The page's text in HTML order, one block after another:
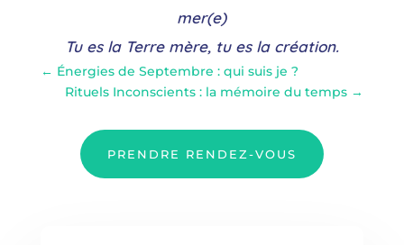
mer(e)
Tu es la Terre mère, tu es la création.
← Énergies de Septembre : qui suis je ?
Rituels Inconscients : la mémoire du temps →
PRENDRE RENDEZ-VOUS